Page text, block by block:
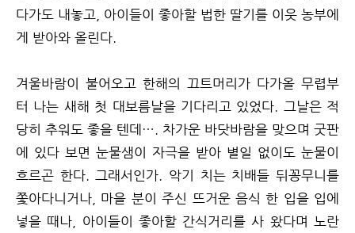
다가도 내놓고, 아이들이 좋아할 법한 딸기를 이웃 농부에
게 받아와 올린다.
겨울바람이 불어오고 한해의 끄트머리가 다가올 무렵부
터 나는 새해 첫 대보름날을 기다리고 있었다. 그날은 적
당히 추워도 좋을 텐데…. 차가운 바닷바람을 맞으며 굿판
에 있다 보면 눈물샘이 자극을 받아 별일 없이도 눈물이
흐르곤 한다. 그래서인가. 악기 치는 치배들 뒤꽁무니를
쫓아다니거나, 마을 분이 주신 뜨거운 음식 한 입을 입에
넣을 때나, 아이들이 좋아할 간식거리를 사 왔다며 노란